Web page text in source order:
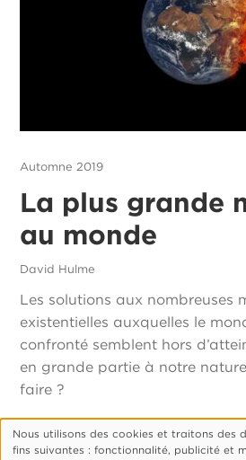
Automne 2019
La plus grande
au monde
David Hulme
Les solutions aux nombreuses
existentielles auxquelles le
confronté semblent hors
en grande partie à notre
faire ?
Utilisation
Nous utilisons des cookies et traitons des
fins suivantes : fonctionnalité, publicité et